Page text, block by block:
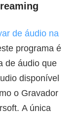
de áudio na
programa é
de áudio que
disponível
o Gravador
A única